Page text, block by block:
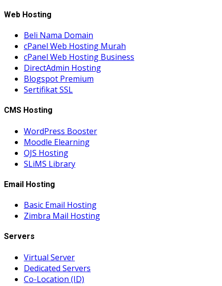
Web Hosting
Beli Nama Domain
cPanel Web Hosting Murah
cPanel Web Hosting Business
DirectAdmin Hosting
Blogspot Premium
Sertifikat SSL
CMS Hosting
WordPress Booster
Moodle Elearning
OJS Hosting
SLiMS Library
Email Hosting
Basic Email Hosting
Zimbra Mail Hosting
Servers
Virtual Server
Dedicated Servers
Co-Location (ID)